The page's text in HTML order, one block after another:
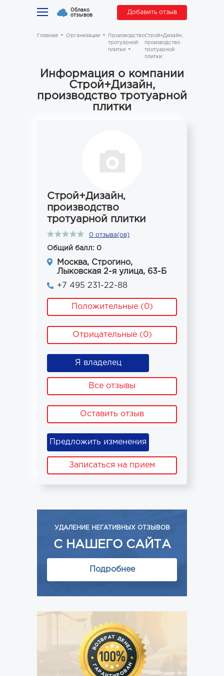
Облако
отзывов Добавить отзыв
Главная Организации
Производство
тротуарной
плитки
Строй+Дизайн,
производство
тротуарной
плитки
Информация о компании
Строй+Дизайн,
производство тротуарной
плитки
Строй+Дизайн,
производство
тротуарной плитки
0 отзыва(ов)
Общий балл: 0
Москва, Строгино,
Лыковская 2-я улица, 63-Б
+7 495 231-22-88
Положительные (0)
Отрицательные (0)
Я владелец
Все отзывы
Оставить отзыв
Предложить изменения
Записаться на прием
УДАЛЕНИЕ НЕГАТИВНЫХ ОТЗЫВОВ
С НАШЕГО САЙТА
Подробнее